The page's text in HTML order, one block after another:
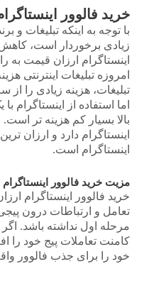
خرید فالوور
با توجه به اینکه تبلیغات و
زیادی برخوردار است، کاهش
اینستاگرام ارزان قیمت
امروزه تبلیغات اینترنتی
تبلیغات، هزینه زیادی را
اما استفاده از اینستاگرام
بالا بسیار کم هزینه تر است.
اینستاگرام دارد و ارزان
اینستاگرام است.
مزیت خرید فالوور اینستاگرام
خرید فالوور اینستاگرام
تعامل و ارتباطات درون
مرحله اول نداشته باشد. اگر
کامنت تعاملات پیج خود را
خود را برای جذب فالوور